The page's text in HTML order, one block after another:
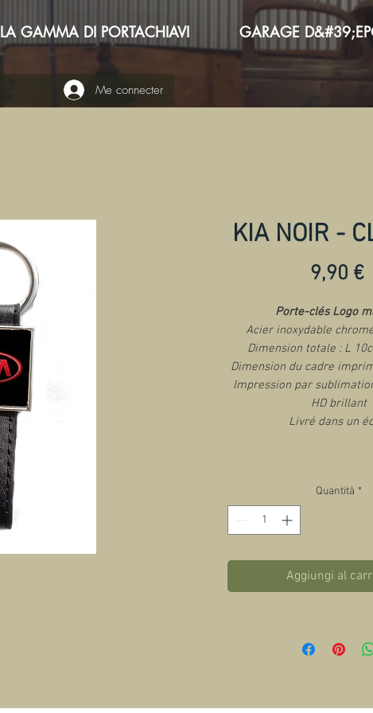
LA GAMMA DI PORTACHIAVI GARAGE
Me connecter
KIA NOIR -
9,90 €
Porte-clés Logo
Acier inoxydable
Dimension totale : L
Dimension du cadre
Impression par
HD brillant
Livré dans un
Quantità *
Aggiungi al